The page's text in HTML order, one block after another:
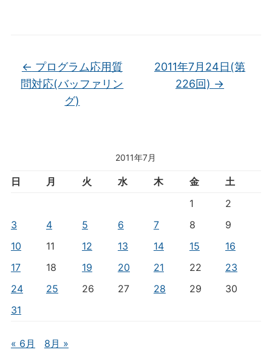
2011年7月
日 月 火 水 木 金
土
1
2
3
4 5 6 7 8
9
10
11 12 13 14 15
16
17
18 19 20 21 22
23
24
25 26 27 28 29
30
31
« 6月 8月 »
← プログラム応用質
問対応(バッファリン
グ)
2011年7月24日(第
226回) →